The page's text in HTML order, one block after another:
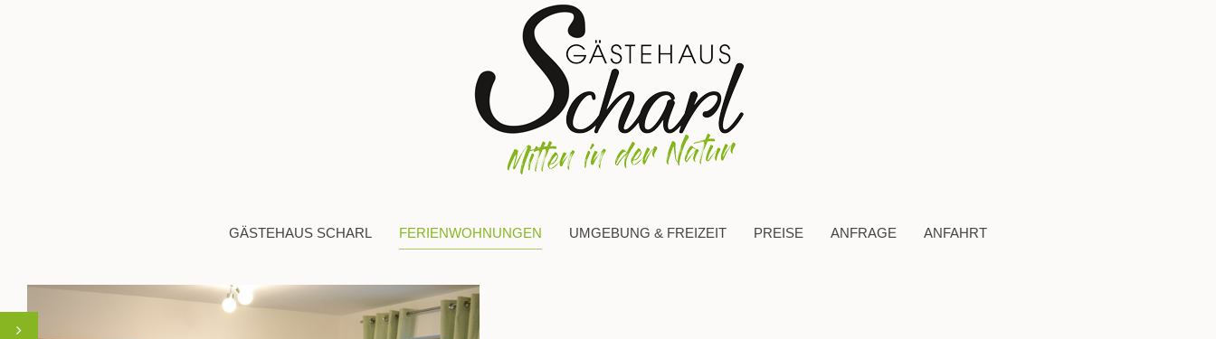
GÄSTEHAUS SCHARL FERIENWOHNUNGEN UMGEBUNG & FREIZEIT PREISE ANFRAGE ANFAHRT